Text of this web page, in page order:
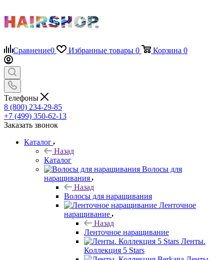
Сравнение0 Избранные товары 0 Корзина 0
Телефоны
8 (800) 234-29-85
+7 (499) 350-62-13
Заказать звонок
Каталог
Назад
Каталог
Волосы для
наращивания
Назад
Волосы для наращивания
Ленточное
наращивание
Назад
Ленточное наращивание
Ленты.
Коллекция 5 Stars